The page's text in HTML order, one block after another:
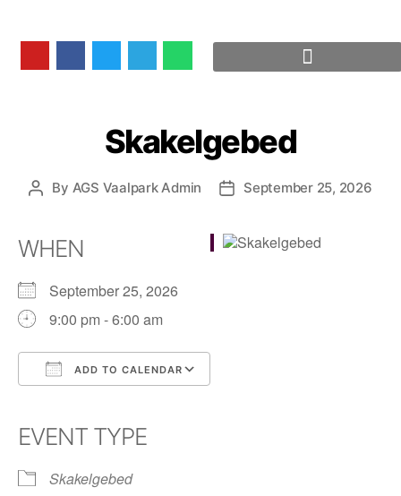
Skakelgebed
By AGS Vaalpark Admin September 25, 2026
WHEN
September 25, 2026
9:00 pm - 6:00 am
ADD TO CALENDAR
EVENT TYPE
Skakelgebed